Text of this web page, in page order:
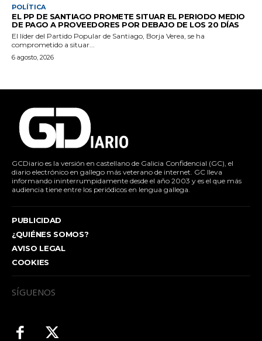
POLÍTICA
EL PP DE SANTIAGO PROMETE SITUAR EL PERIODO MEDIO
DE PAGO A PROVEEDORES POR DEBAJO DE LOS 20 DÍAS
El líder del Partido Popular de Santiago, Borja Verea, se ha
comprometido a situar...
6 agosto, 2026
GCDiario es la versión en castellano de Galicia Confidencial (GC), el
diario electrónico en gallego más veterano de internet. GC lleva
informando ininterrumpidamente desde el año 2003 y es el que más
audiencia tiene entre los periódicos en lengua gallega.
PUBLICIDAD
¿QUIÉNES SOMOS?
AVISO LEGAL
COOKIES
SÍGUENOS